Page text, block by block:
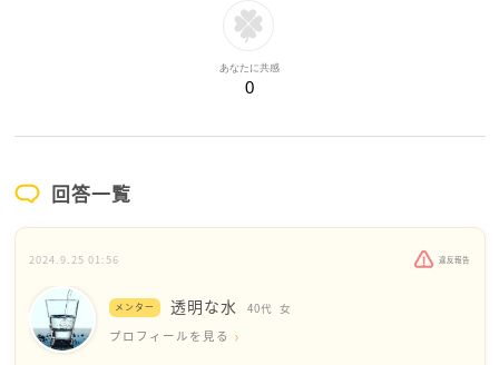
あなたに共感
0
回答一覧
2024.9.25 01:56 違反報告
メンター 透明な水 40代 女
プロフィールを見る